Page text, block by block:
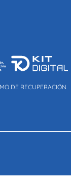
DE RECUPERACIÓN